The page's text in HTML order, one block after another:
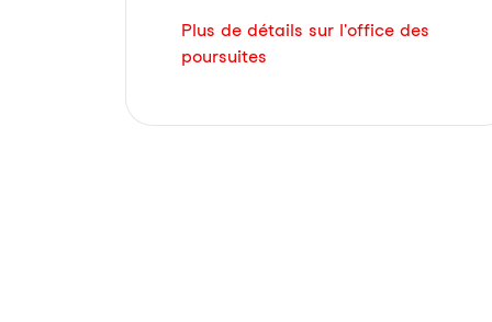
Plus de détails sur l'office des
poursuites